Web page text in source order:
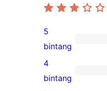
3
ulasan
5-
5
bintang
0
4
bintang